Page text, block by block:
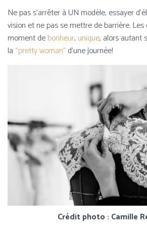
Ne pas s’arrêter à UN modèle, essayer
vision et ne pas se mettre de barrière.
moment debonheur, unique, alors autant
la “pretty woman”d’une journée!
Crédit photo : Camille